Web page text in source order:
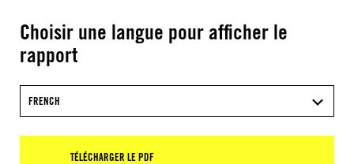
Choisir une langue pour afficher le
rapport
FRENCH
TÉLÉCHARGER LE PDF